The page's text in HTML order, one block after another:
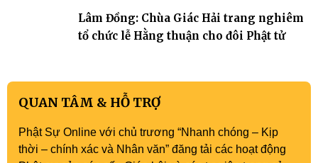
Lâm Đồng: Chùa Giác Hải trang nghiêm
tổ chức lễ Hằng thuận cho đôi Phật tử
QUAN TÂM & HỖ TRỢ
Phật Sự Online với chủ trương “Nhanh chóng – Kịp
thời – chính xác và Nhân văn” đăng tải các hoạt động